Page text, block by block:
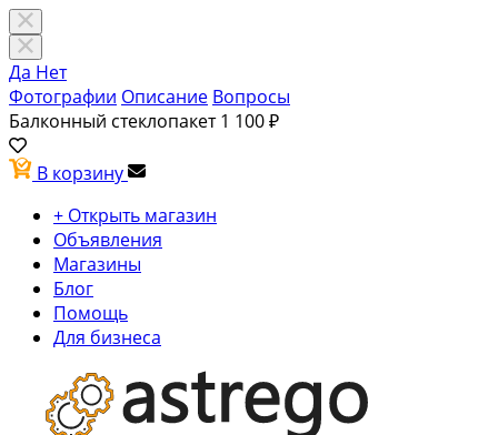
Да Нет
Фотографии Описание Вопросы
Балконный стеклопакет 1 100 ₽
В корзину
+ Открыть магазин
Объявления
Магазины
Блог
Помощь
Для бизнеса